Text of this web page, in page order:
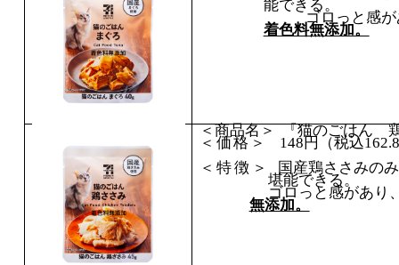
能できる。
ゴロっと感があり、
着色料無添加。
＜商品名＞ 『猫のごはん
＜価格＞ 148 円（税込
＜特徴＞
国産鶏ささみの
堪能できる。
ゴロっと感があり
無添加。